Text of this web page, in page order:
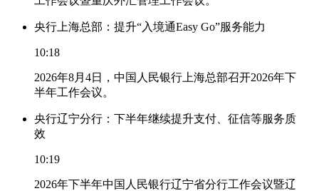
央行上海总部：提升“入境通Easy Go”服务能力
10:18
2026年8月4日，中国人民银行上海总部召开2026年下
半年工作会议。
央行辽宁分行：下半年继续提升支付、征信等服务质
效
10:19
2026年下半年中国人民银行辽宁省分行工作会议暨辽